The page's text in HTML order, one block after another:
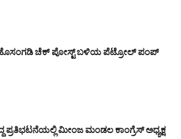
ಚೆಕ್ ಪೋಸ್ಟ್ ಬಳಿಯ ಪೆಟ್ರೋಲ್ ಪಂಪ್
ಪ್ರತಿಭಟನೆಯಲ್ಲಿ ಮೀಂಜ ಮಂಡಲ ಕಾಂಗ್ರೆಸ್ ಅಧ್ಯಕ್ಷ